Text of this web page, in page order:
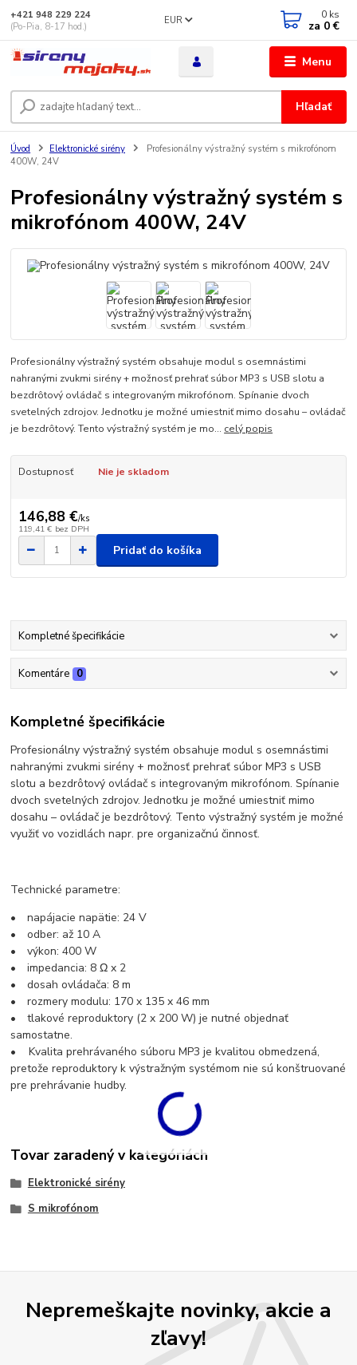
Menu
EUR
Hľadať
+421 948 229 224
(Po-Pia, 8-17 hod.)
0 ks
za 0 €
Úvod Elektronické sirény
Profesionálny výstražný systém s mikrofónom
400W, 24V
Profesionálny výstražný systém s
mikrofónom 400W, 24V
Profesionálny výstražný systém obsahuje modul s osemnástimi
nahranými zvukmi sirény + možnosť prehrať súbor MP3 s USB slotu a
bezdrôtový ovládač s integrovaným mikrofónom. Spínanie dvoch
svetelných zdrojov. Jednotku je možné umiestniť mimo dosahu – ovládač
je bezdrôtový. Tento výstražný systém je mo... celý popis
Dostupnosť Nie je skladom
146,88 €/ks
119,41 € bez DPH
Pridať do košíka
Kompletné špecifikácie
Komentáre 0
Kompletné špecifikácie
Profesionálny výstražný systém obsahuje modul s osemnástimi
nahranými zvukmi sirény + možnosť prehrať súbor MP3 s USB
slotu a bezdrôtový ovládač s integrovaným mikrofónom. Spínanie
dvoch svetelných zdrojov. Jednotku je možné umiestniť mimo
dosahu – ovládač je bezdrôtový. Tento výstražný systém je možné
využiť vo vozidlách napr. pre organizačnú činnosť.
Technické parametre:
• napájacie napätie: 24 V
• odber: až 10 A
• výkon: 400 W
• impedancia: 8 Ω x 2
• dosah ovládača: 8 m
• rozmery modulu: 170 x 135 x 46 mm
• tlakové reproduktory (2 x 200 W) je nutné objednať
samostatne.
• Kvalita prehrávaného súboru MP3 je kvalitou obmedzená,
pretože reproduktory k výstražným systémom nie sú konštruované
pre prehrávanie hudby.
Tovar zaradený v kategóriách
Elektronické sirény
S mikrofónom
Nepremeškajte novinky, akcie a
zľavy!